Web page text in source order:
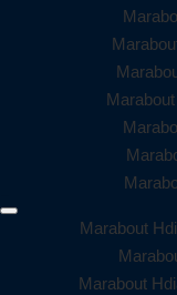
Marabout
Marabout